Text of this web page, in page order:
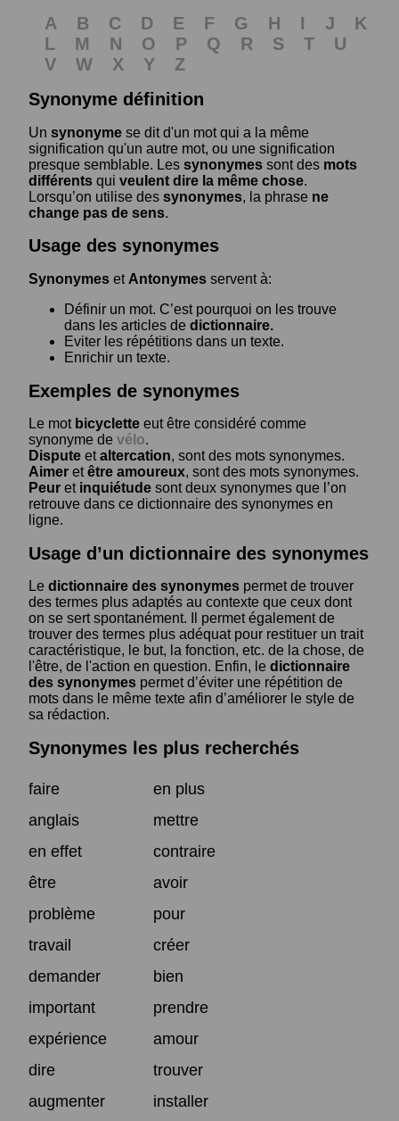
A B C D E F G H I J
K
L
M N O P Q R S T
U
V
W X Y
Z
Synonyme définition
Un synonyme se dit d'un mot qui a la même
signification qu'un autre mot, ou une signification
presque semblable. Les synonymes sont des mots
différents qui veulent dire la même chose.
Lorsqu’on utilise des synonymes, la phrase ne
change pas de sens.
Usage des synonymes
Synonymes et Antonymes servent à:
Définir un mot. C’est pourquoi on les trouve
dans les articles de dictionnaire.
Eviter les répétitions dans un texte.
Enrichir un texte.
Exemples de synonymes
Le mot bicyclette eut être considéré comme
synonyme de vélo.
Dispute etaltercation, sont des mots synonymes.
Aimer etêtre amoureux, sont des mots synonymes.
Peur et inquiétude sont deux synonymes que l’on
retrouve dans ce dictionnaire des synonymes en
ligne.
Usage d’un dictionnaire des synonymes
Le dictionnaire des synonymes permet de trouver
des termes plus adaptés au contexte que ceux dont
on se sert spontanément. Il permet également de
trouver des termes plus adéquat pour restituer un trait
caractéristique, le but, la fonction, etc. de la chose, de
l'être, de l'action en question. Enfin, le dictionnaire
des synonymes permet d’éviter une répétition de
mots dans le même texte afin d’améliorer le style de
sa rédaction.
Synonymes les plus recherchés
faire
en plus
anglais
mettre
en effet
contraire
être
avoir
problème
pour
travail
créer
demander
bien
important
prendre
expérience
amour
dire
trouver
augmenter
installer